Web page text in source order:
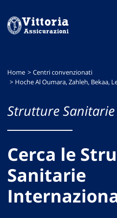
menu
contenuto
footer
Home
Centri convenzionati
Hoche Al Oumara, Zahleh, Bekaa,
Strutture
Cerca le
Sanitarie